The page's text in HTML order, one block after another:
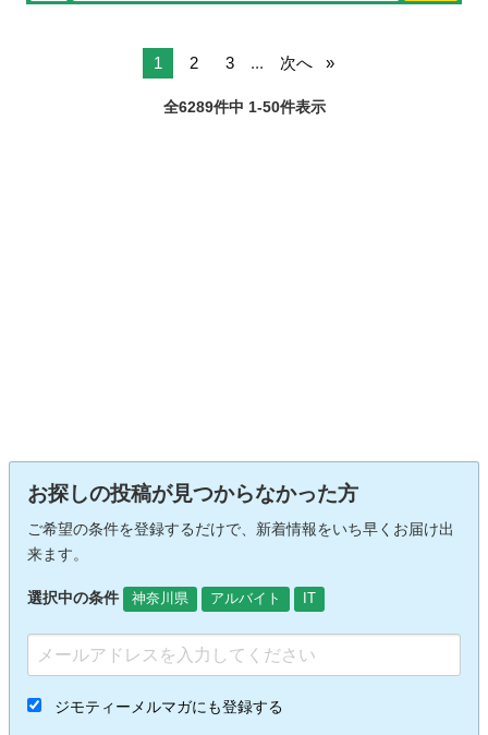
1 2 3 ... 次へ
全6289件中 1-50件表示
お探しの投稿が見つからなかった方
ご希望の条件を登録するだけで、新着情報をいち早くお届け出
来ます。
選択中の条件 神奈川県 アルバイト IT
ジモティーメルマガにも登録する